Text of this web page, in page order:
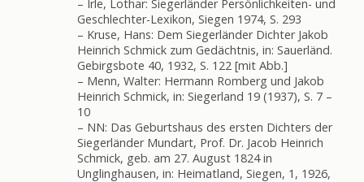
– Irle, Lothar: Siegerländer Persönlichkeiten- und
Geschlechter-Lexikon, Siegen 1974, S. 293
– Kruse, Hans: Dem Siegerländer Dichter Jakob
Heinrich Schmick zum Gedächtnis, in: Sauerländ.
Gebirgsbote 40, 1932, S. 122 [mit Abb.]
– Menn, Walter: Hermann Romberg und Jakob
Heinrich Schmick, in: Siegerland 19 (1937), S. 7 –
10
– NN: Das Geburtshaus des ersten Dichters der
Siegerländer Mundart, Prof. Dr. Jacob Heinrich
Schmick, geb. am 27. August 1824 in
Unglinghausen, in: Heimatland, Siegen, 1, 1926,